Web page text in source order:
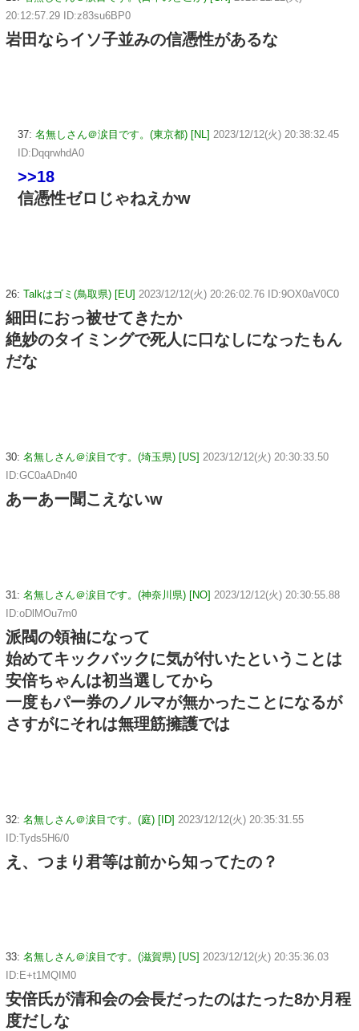
20:12:57.29 ID:z83su6BP0
岩田ならイソ子並みの信憑性があるな
37: 名無しさん＠涙目です。(東京都) [NL] 2023/12/12(火) 20:38:32.45
ID:DqqrwhdA0
>>18
信憑性ゼロじゃねえかw
26: Talkはゴミ(鳥取県) [EU] 2023/12/12(火) 20:26:02.76 ID:9OX0aV0C0
細田におっ被せてきたか
絶妙のタイミングで死人に口なしになったもん
だな
30: 名無しさん＠涙目です。(埼玉県) [US] 2023/12/12(火) 20:30:33.50
ID:GC0aADn40
あーあー聞こえないw
31: 名無しさん＠涙目です。(神奈川県) [NO] 2023/12/12(火) 20:30:55.88
ID:oDlMOu7m0
派閥の領袖になって
始めてキックバックに気が付いたということは
安倍ちゃんは初当選してから
一度もパー券のノルマが無かったことになるが
さすがにそれは無理筋擁護では
32: 名無しさん＠涙目です。(庭) [ID] 2023/12/12(火) 20:35:31.55
ID:Tyds5H6/0
え、つまり君等は前から知ってたの？
33: 名無しさん＠涙目です。(滋賀県) [US] 2023/12/12(火) 20:35:36.03
ID:E+t1MQIM0
安倍氏が清和会の会長だったのはたった8か月程
度だしな